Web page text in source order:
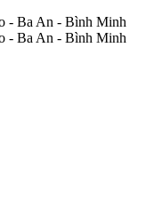
- Ba An - Bình Minh
- Ba An - Bình Minh